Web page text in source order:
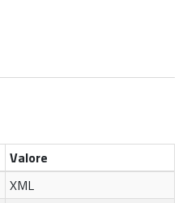
Valore
XML